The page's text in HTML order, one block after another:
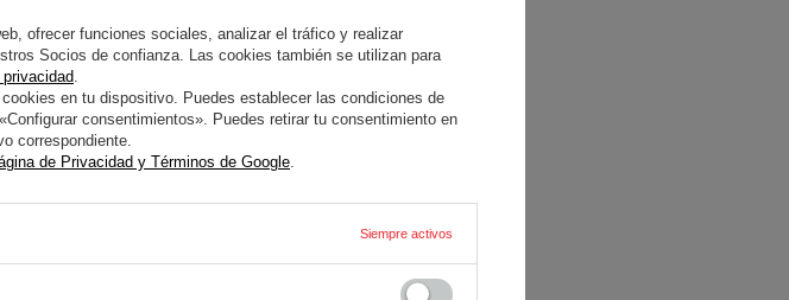
sin
no está
buscan
ofrecer funciones sociales, analizar el tráfico y realizar
Socios de confianza. Las cookies también se utilizan para
.
en tu dispositivo. Puedes establecer las condiciones de
consentimientos». Puedes retirar tu consentimiento en
correspondiente.
de Privacidad y Términos de Google.
Siempre activos